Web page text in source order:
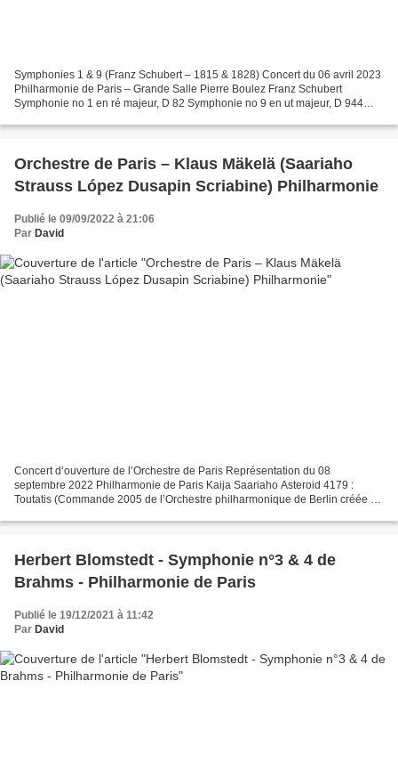
Symphonies 1 & 9 (Franz Schubert – 1815 & 1828) Concert du 06 avril 2023
Philharmonie de Paris – Grande Salle Pierre Boulez Franz Schubert
Symphonie no 1 en ré majeur, D 82 Symphonie no 9 en ut majeur, D 944
Orchestre de Paris – Klaus Mäkelä (Saariaho
Strauss López Dusapin Scriabine) Philharmonie
Publié le 09/09/2022 à 21:06
Par David
Concert d’ouverture de l’Orchestre de Paris Représentation du 08
septembre 2022 Philharmonie de Paris Kaija Saariaho Asteroid 4179 :
Toutatis (Commande 2005 de l’Orchestre philharmonique de Berlin créée à
Herbert Blomstedt - Symphonie n°3 & 4 de
Brahms - Philharmonie de Paris
Publié le 19/12/2021 à 11:42
Par David